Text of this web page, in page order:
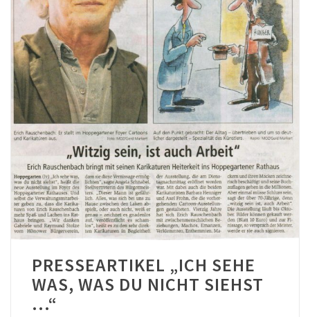
PRESSEARTIKEL „ICH SEHE
WAS, WAS DU NICHT SIEHST
…“